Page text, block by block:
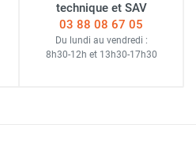
technique et SAV
03 88 08 67 05
Du lundi au vendredi :
8h30-12h et 13h30-17h30